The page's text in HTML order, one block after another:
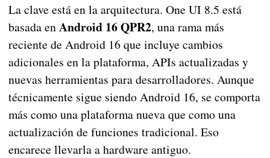
La clave está en la arquitectura. One UI 8.5 está
basada enAndroid 16 QPR2, una rama más
reciente de Android 16 que incluye cambios
adicionales en la plataforma, APIs actualizadas y
nuevas herramientas para desarrolladores. Aunque
técnicamente sigue siendo Android 16, se comporta
más como una plataforma nueva que como una
actualización de funciones tradicional. Eso
encarece llevarla a hardware antiguo.